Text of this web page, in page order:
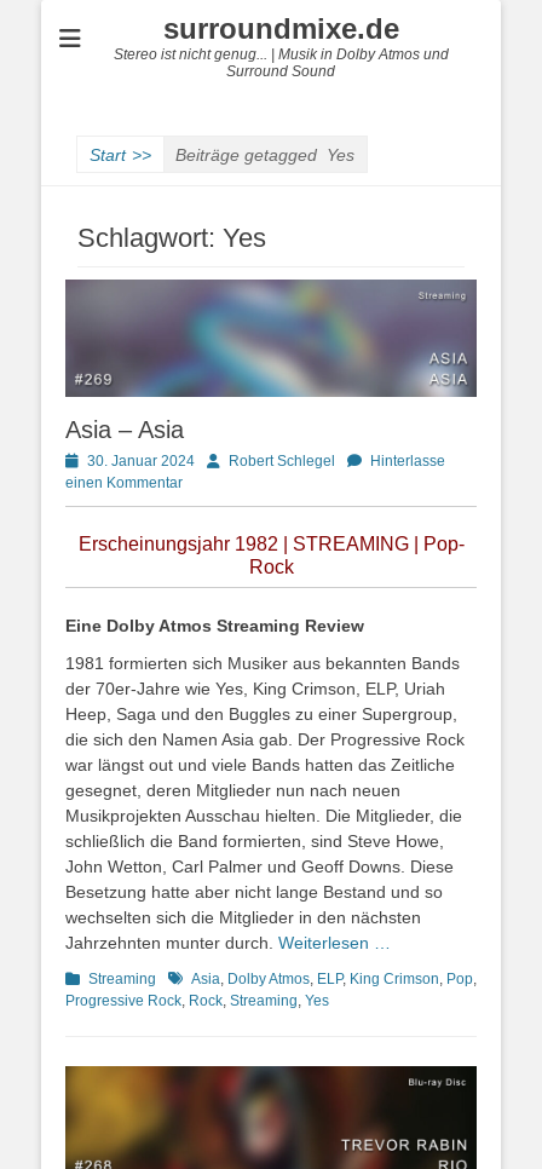
surroundmixe.de
Stereo ist nicht genug... | Musik in Dolby Atmos und
Surround Sound
Start >> Beiträge getagged Yes
Schlagwort: Yes
Asia – Asia
Posted
on
30. Januar 2024 AutorRobert Schlegel
Hinterlasse
einen Kommentar
Erscheinungsjahr 1982 | STREAMING | Pop-
Rock
Eine Dolby Atmos Streaming Review
1981 formierten sich Musiker aus bekannten Bands
der 70er-Jahre wie Yes, King Crimson, ELP, Uriah
Heep, Saga und den Buggles zu einer Supergroup,
die sich den Namen Asia gab. Der Progressive Rock
war längst out und viele Bands hatten das Zeitliche
gesegnet, deren Mitglieder nun nach neuen
Musikprojekten Ausschau hielten. Die Mitglieder, die
schließlich die Band formierten, sind Steve Howe,
John Wetton, Carl Palmer und Geoff Downs. Diese
Besetzung hatte aber nicht lange Bestand und so
wechselten sich die Mitglieder in den nächsten
Jahrzehnten munter durch. Weiterlesen …
Kategorien
Streaming Schlagworte
Asia Dolby Atmos ELP, King Crimson Pop
Progressive Rock Rock Streaming Yes